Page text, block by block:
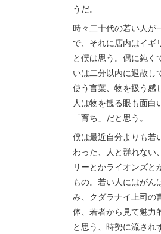
うだ。
時々二十代の若い人が
で、それに店内はイギ
と僕は思う。偶に鈍く
いは二分以内に退散し
使う言葉、物を扱う感
人は物を観る眼も面白
「育ち」だと思う。
僕は最近自分よりも若
わった、人と群れない
リーとかライオンズと
もの。若い人にはが
み、クダラナイ上司の
体、若者から見て魅力
と思う、時勢に流され